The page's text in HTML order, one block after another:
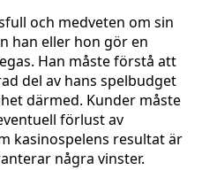
och medveten om sin
han eller hon gör en
Han måste förstå att
del av hans spelbudget
därmed. Kunder måste
förlust av
kasinospelens resultat är
några vinster.